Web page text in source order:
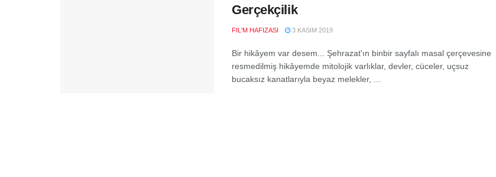
Gerçekçilik
FIL'M HAFIZASI 3 KASIM 2019
Bir hikâyem var desem... Şehrazat'ın binbir sayfalı masal çerçevesine
resmedilmiş hikâyemde mitolojik varlıklar, devler, cüceler, uçsuz
bucaksız kanatlarıyla beyaz melekler, ...